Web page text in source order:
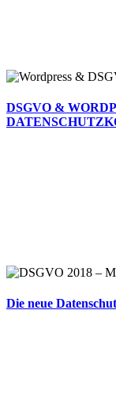
DSGVO &
Die neue